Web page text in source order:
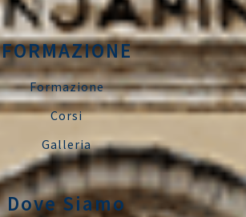
FORMAZIONE
Formazione
Corsi
Galleria
Dove Siamo